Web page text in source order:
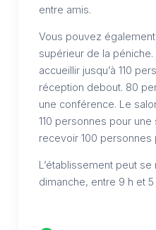
entre amis.
Vous pouvez
supérieur de la
accueillir jusqu’à 110
réception debout. 80
une conférence. Le
110 personnes pour
recevoir 100 personnes
L’établissement peut
dimanche, entre 9 h et 5